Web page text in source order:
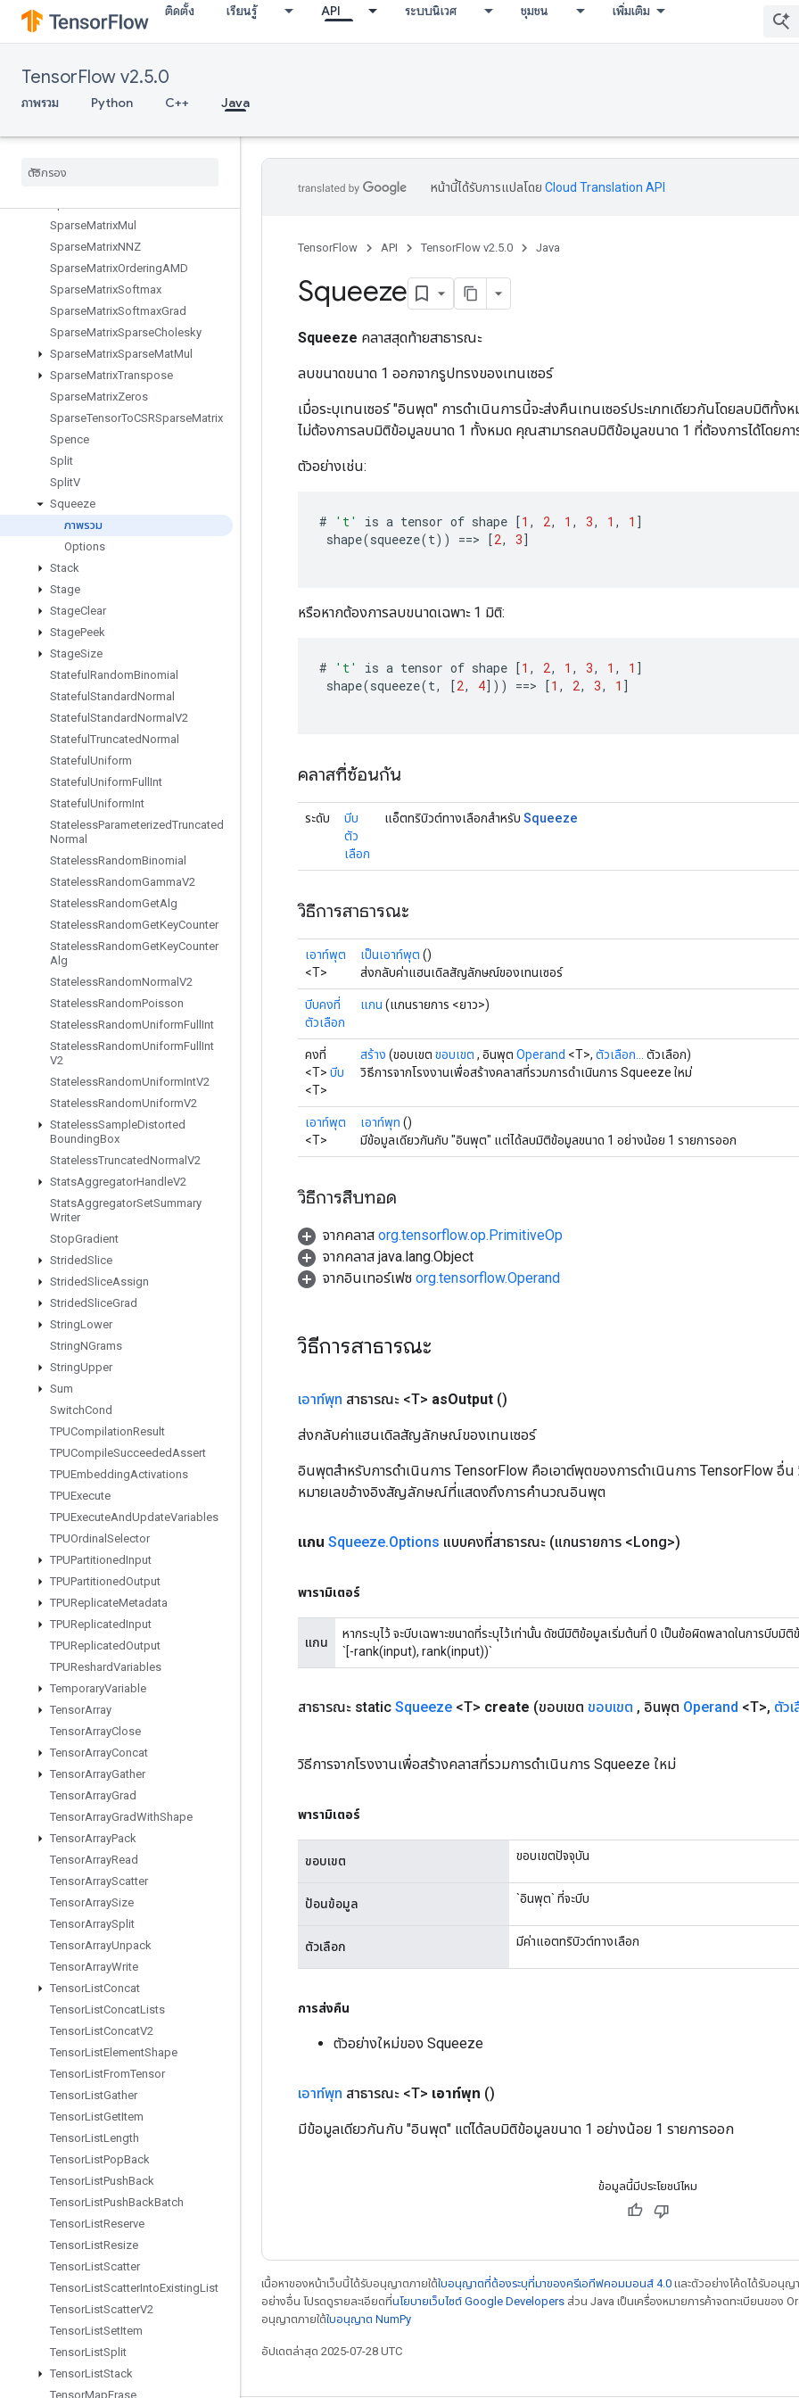
ติดตั้ง เรียนรู้ API ระบบนิเวศ ชุมชน เพิ่มเติม
TensorFlow v2.5.0
ภาพรวม Python C++ Java
SnapshotDataset
SobolSample
SparseApplyAdagradV2
SparseBincount
SparseCrossHashed
SparseMatrixMul
SparseMatrixNNZ
SparseMatrixOrderingAMD
SparseMatrixSoftmax
SparseMatrixSoftmaxGrad
SparseMatrixSparseCholesky
SparseMatrixSparseMatMul
SparseMatrixTranspose
SparseMatrixZeros
SparseTensorToCSRSparseMatrix
Spence
Split
SplitV
Squeeze
ภาพรวม
Options
Stack
Stage
StageClear
StagePeek
StageSize
Stateful RandomBinomial
Stateful StandardNormal
Stateful StandardNormal V2
Stateful TruncatedNormal
Stateful Uniform
Stateful UniformFull Int
Stateful UniformInt
StatelessParameterizedTruncated
Normal
StatelessRandomBinomial
StatelessRandomGammaV2
StatelessRandomGetAlg
StatelessRandomGetKeyCounter
StatelessRandomGetKeyCounter
Alg
StatelessRandomNormal V2
StatelessRandomPoisson
StatelessRandomUniformFull Int
StatelessRandomUniformFull Int
V2
StatelessRandomUniformIntV2
StatelessRandomUniformV2
StatelessSampleDistorted
BoundingBox
StatelessTruncatedNormal V2
StatsAggregatorHandleV2
StatsAggregatorSetSummary
Writer
StopGradient
StridedSlice
StridedSliceAssign
StridedSliceGrad
StringLower
StringNGrams
StringUpper
Sum
SwitchCond
TPUCompilationResult
TPUCompileSucceededAssert
TPUEmbeddingActivations
TPUExecute
TPUExecuteAndUpdateVariables
TPUOrdinal Selector
TPUPartitionedInput
TPUPartitionedOutput
TPUReplicateMetadata
TPUReplicatedInput
TPUReplicatedOutput
TPUReshardVariables
TemporaryVariable
TensorArray
TensorArrayClose
TensorArrayConcat
TensorArrayGather
TensorArrayGrad
TensorArrayGradWithShape
TensorArrayPack
TensorArrayRead
TensorArrayScatter
TensorArraySize
TensorArraySplit
TensorArrayUnpack
TensorArrayWrite
TensorListConcat
TensorListConcatLists
TensorListConcatV2
TensorListElementShape
TensorListFromTensor
TensorListGather
TensorListGetItem
TensorListLength
TensorListPopBack
TensorListPushBack
TensorListPushBackBatch
TensorListReserve
TensorListResize
TensorListScatter
TensorListScatterIntoExistingList
TensorListScatterV2
TensorListSetItem
TensorListSplit
TensorListStack
TensorMapErase
หน้านี้ได้รับการแปลโดย Cloud Translation API
TensorFlow API TensorFlow v2.5.0 Java
Squeeze
Squeeze คลาสสุดท้ายสาธารณะ
ลบขนาดขนาด 1 ออกจากรูปทรงของเทนเซอร์
เมื่อระบุเทนเซอร์ "อินพุต" การดำเนินการนี้จะส่งคืนเทนเซอร์ประเภทเดียวกันโดยลบมิติทั้
ไม่ต้องการลบมิติข้อมูลขนาด 1 ทั้งหมด คุณสามารถลบมิติข้อมูลขนาด 1 ที่ต้องการได้โดยกา
ตัวอย่างเช่น:
# 't' is a tensor of shape [1 , 2, 1 , 3, 1 , 1 ]
shape(squeeze(t)) ==> [2, 3]
หรือหากต้องการลบขนาดเฉพาะ 1 มิติ:
# 't' is a tensor of shape [1 , 2, 1 , 3, 1 , 1 ]
shape(squeeze(t, [2, 4] )) ==> [1 , 2, 3, 1 ]
คลาสที่ซ้อนกัน
ระดับ
บีบ
ตัว
เลือก
แอ็ตทริบิวต์ทางเลือกสำหรับ Squeeze
วิธีการสาธารณะ
เอาท์พุต
<T>
เป็นเอาท์พุต ()
ส่งกลับค่าแฮนเดิลสัญลักษณ์ของเทนเซอร์
บีบคงที่
ตัวเลือก
แกน (แกนรายการ <ยาว>)
คงที่
<T> บีบ
<T>
สร้าง (ขอบเขต ขอบเขต , อินพุต Operand <T>, ตัวเลือก...
ตัวเลือก)
วิธีการจากโรงงานเพื่อสร้างคลาสที่รวมการดำเนินการ Squeeze ใหม่
เอาท์พุต
<T>
เอาท์พุท ()
มีข้อมูลเดียวกันกับ "อินพุต" แต่ได้ลบมิติข้อมูลขนาด 1 อย่างน้อย 1 รายการออก
วิธีการสืบทอด
จากคลาส org.tensorflow.op.PrimitiveOp
จากคลาส java.lang.Object
จากอินเทอร์เฟซ org.tensorflow.Operand
วิธีการสาธารณะ
เอาท์พุท สาธารณะ <T> asOutput ()
ส่งกลับค่าแฮนเดิลสัญลักษณ์ของเทนเซอร์
อินพุตสำหรับการดำเนินการ TensorFlow คือเอาต์พุตของการดำเนินการ TensorFlow อื่น
หมายเลขอ้างอิงสัญลักษณ์ที่แสดงถึงการคำนวณอินพุต
แกน Squeeze.Options แบบคงที่สาธารณะ (แกนรายการ <Long>)
พารามิเตอร์
แกน
หากระบุไว้ จะบีบเฉพาะขนาดที่ระบุไว้เท่านั้น ดัชนีมิติข้อมูลเริ่มต้นที่ 0 เป็นข้อผิดพลาดในการบีบมิติ
`[-rank(input), rank(input))`
สาธารณะ static Squeeze <T> create (ขอบเขต ขอบเขต , อินพุต Operand <T>, ตัว
วิธีการจากโรงงานเพื่อสร้างคลาสที่รวมการดำเนินการ Squeeze ใหม่
พารามิเตอร์
ขอบเขต ขอบเขตปัจจุบัน
ป้อนข้อมูล `อินพุต` ที่จะบีบ
ตัวเลือก มีค่าแอตทริบิวต์ทางเลือก
การส่งคืน
ตัวอย่างใหม่ของ Squeeze
เอาท์พุท สาธารณะ <T> เอาท์พุท ()
มีข้อมูลเดียวกันกับ "อินพุต" แต่ได้ลบมิติข้อมูลขนาด 1 อย่างน้อย 1 รายการออก
ข้อมูลนี้มีประโยชน์ไหม
เนื้อหาของหน้าเว็บนี้ได้รับอนุญาตภายใต้ใบอนุญาตที่ต้องระบุที่มาของครีเอทีฟคอมมอนส์ 4.0 และตัวอย่างโค้ดได้รับอนุญ
อย่างอื่น โปรดดูรายละเอียดที่นโยบายเว็บไซต์ Google Developers ส่วน Java เป็นเครื่องหมายการค้าจดทะเบียนของ
อนุญาตภายใต้ใบอนุญาต NumPy
อัปเดตล่าสุด 2025-07-28 UTC